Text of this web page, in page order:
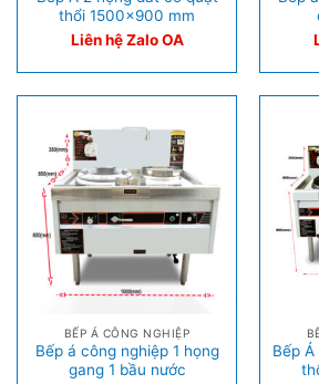
thổi 1500×900 mm
Liên hệ Zalo OA
BẾP Á CÔNG NGHIỆP
Bếp á công nghiệp 1 họng
gang 1 bầu nước
Bếp